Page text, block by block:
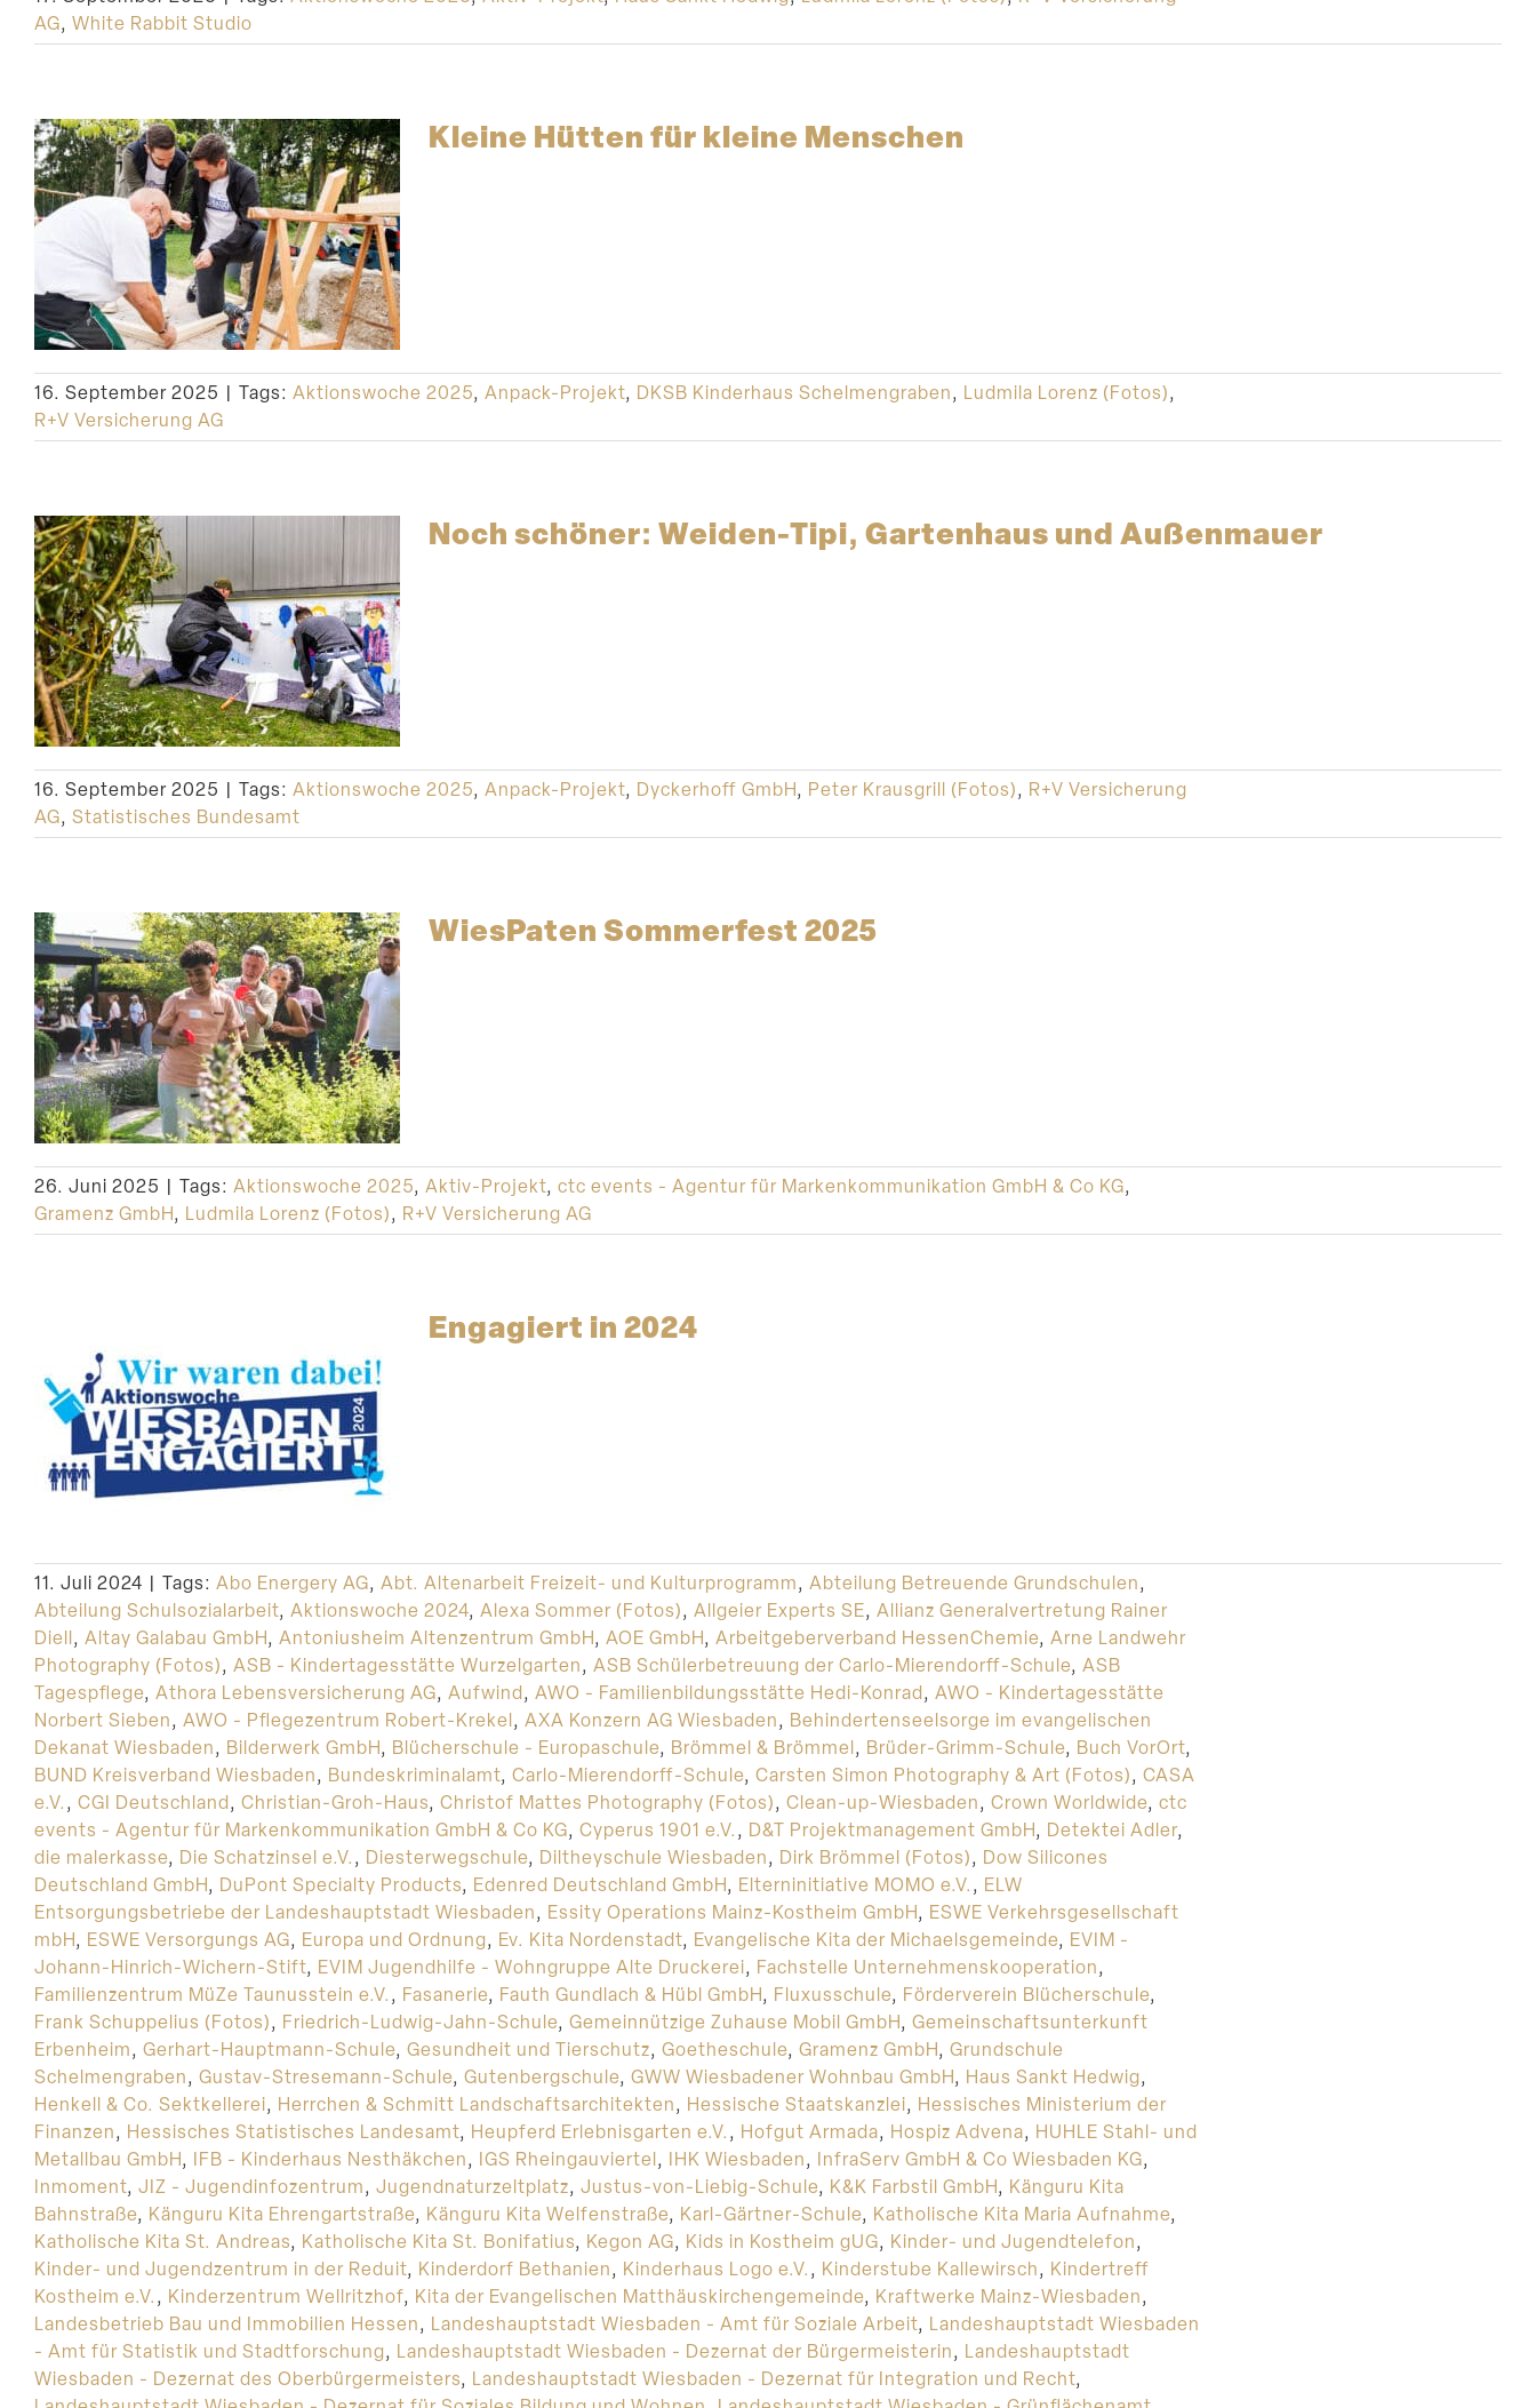
AG, White Rabbit Studio
Kleine Hütten für kleine Menschen
16. September 2025 | Tags: Aktionswoche 2025, Anpack-Projekt, DKSB Kinderhaus Schelmengraben, Ludmila Lorenz (Fotos),
R+V Versicherung AG
Noch schöner: Weiden-Tipi, Gartenhaus und Außenmauer
16. September 2025 | Tags: Aktionswoche 2025, Anpack-Projekt, Dyckerhoff GmbH, Peter Krausgrill (Fotos), R+V Versicherung
AG, Statistisches Bundesamt
WiesPaten Sommerfest 2025
26. Juni 2025 | Tags: Aktionswoche 2025, Aktiv-Projekt, ctc events - Agentur für Markenkommunikation GmbH & Co KG,
Gramenz GmbH, Ludmila Lorenz (Fotos), R+V Versicherung AG
Engagiert in 2024
11. Juli 2024 | Tags: Abo Energery AG, Abt. Altenarbeit Freizeit- und Kulturprogramm, Abteilung Betreuende Grundschulen,
Abteilung Schulsozialarbeit, Aktionswoche 2024, Alexa Sommer (Fotos), Allgeier Experts SE, Allianz Generalvertretung Rainer
Diell, Altay Galabau GmbH, Antoniusheim Altenzentrum GmbH, AOE GmbH, Arbeitgeberverband HessenChemie, Arne Landwehr
Photography (Fotos), ASB - Kindertagesstätte Wurzelgarten, ASB Schülerbetreuung der Carlo-Mierendorff-Schule, ASB
Tagespflege, Athora Lebensversicherung AG, Aufwind, AWO - Familienbildungsstätte Hedi-Konrad, AWO - Kindertagesstätte
Norbert Sieben, AWO - Pflegezentrum Robert-Krekel, AXA Konzern AG Wiesbaden, Behindertenseelsorge im evangelischen
Dekanat Wiesbaden, Bilderwerk GmbH, Blücherschule - Europaschule, Brömmel & Brömmel, Brüder-Grimm-Schule, Buch VorOrt,
BUND Kreisverband Wiesbaden, Bundeskriminalamt, Carlo-Mierendorff-Schule, Carsten Simon Photography & Art (Fotos), CASA
e.V., CGI Deutschland, Christian-Groh-Haus, Christof Mattes Photography (Fotos), Clean-up-Wiesbaden, Crown Worldwide, ctc
events - Agentur für Markenkommunikation GmbH & Co KG, Cyperus 1901 e.V., D&T Projektmanagement GmbH, Detektei Adler,
die malerkasse, Die Schatzinsel e.V., Diesterwegschule, Diltheyschule Wiesbaden, Dirk Brömmel (Fotos), Dow Silicones
Deutschland GmbH, DuPont Specialty Products, Edenred Deutschland GmbH, Elterninitiative MOMO e.V., ELW
Entsorgungsbetriebe der Landeshauptstadt Wiesbaden, Essity Operations Mainz-Kostheim GmbH, ESWE Verkehrsgesellschaft
mbH, ESWE Versorgungs AG, Europa und Ordnung, Ev. Kita Nordenstadt, Evangelische Kita der Michaelsgemeinde, EVIM -
Johann-Hinrich-Wichern-Stift, EVIM Jugendhilfe - Wohngruppe Alte Druckerei, Fachstelle Unternehmenskooperation,
Familienzentrum MüZe Taunusstein e.V., Fasanerie, Fauth Gundlach & Hübl GmbH, Fluxusschule, Förderverein Blücherschule,
Frank Schuppelius (Fotos), Friedrich-Ludwig-Jahn-Schule, Gemeinnützige Zuhause Mobil GmbH, Gemeinschaftsunterkunft
Erbenheim, Gerhart-Hauptmann-Schule, Gesundheit und Tierschutz, Goetheschule, Gramenz GmbH, Grundschule
Schelmengraben, Gustav-Stresemann-Schule, Gutenbergschule, GWW Wiesbadener Wohnbau GmbH, Haus Sankt Hedwig,
Henkell & Co. Sektkellerei, Herrchen & Schmitt Landschaftsarchitekten, Hessische Staatskanzlei, Hessisches Ministerium der
Finanzen, Hessisches Statistisches Landesamt, Heupferd Erlebnisgarten e.V., Hofgut Armada, Hospiz Advena, HUHLE Stahl- und
Metallbau GmbH, IFB - Kinderhaus Nesthäkchen, IGS Rheingauviertel, IHK Wiesbaden, InfraServ GmbH & Co Wiesbaden KG,
Inmoment, JIZ - Jugendinfozentrum, Jugendnaturzeltplatz, Justus-von-Liebig-Schule, K&K Farbstil GmbH, Känguru Kita
Bahnstraße, Känguru Kita Ehrengartstraße, Känguru Kita Welfenstraße, Karl-Gärtner-Schule, Katholische Kita Maria Aufnahme,
Katholische Kita St. Andreas, Katholische Kita St. Bonifatius, Kegon AG, Kids in Kostheim gUG, Kinder- und Jugendtelefon,
Kinder- und Jugendzentrum in der Reduit, Kinderdorf Bethanien, Kinderhaus Logo e.V., Kinderstube Kallewirsch, Kindertreff
Kostheim e.V., Kinderzentrum Wellritzhof, Kita der Evangelischen Matthäuskirchengemeinde, Kraftwerke Mainz-Wiesbaden,
Landesbetrieb Bau und Immobilien Hessen, Landeshauptstadt Wiesbaden - Amt für Soziale Arbeit, Landeshauptstadt Wiesbaden
- Amt für Statistik und Stadtforschung, Landeshauptstadt Wiesbaden - Dezernat der Bürgermeisterin, Landeshauptstadt
Wiesbaden - Dezernat des Oberbürgermeisters, Landeshauptstadt Wiesbaden - Dezernat für Integration und Recht,